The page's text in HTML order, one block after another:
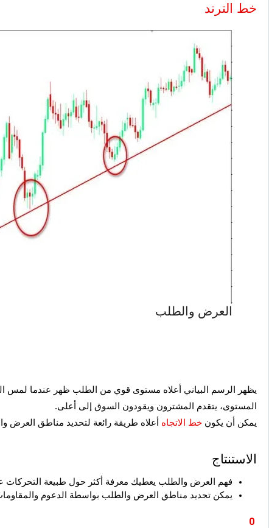
خط الترند
العرض والطلب
يظهر الرسم البياني أعلاه مستوى قوي من الطلب ظهر عندما لمس
المستوى، يتقدم المشترون ويقودون السوق إلى أعلى.
يمكن أن يكون خط الاتجاه أعلاه طريقة رائعة لتحديد مناطق العرض
الاستنتاج
فهم العرض والطلب يعطيك معرفة أكثر حول طبيعة التحركات
يمكن تحديد مناطق العرض والطلب بواسطة الدعوم
0